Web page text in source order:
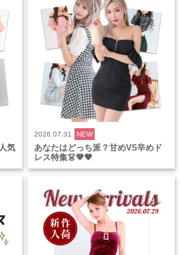
気
2026.07.31 NEW
あなたはどっち派？甘めVS辛めド
レス特集👗💖🖤